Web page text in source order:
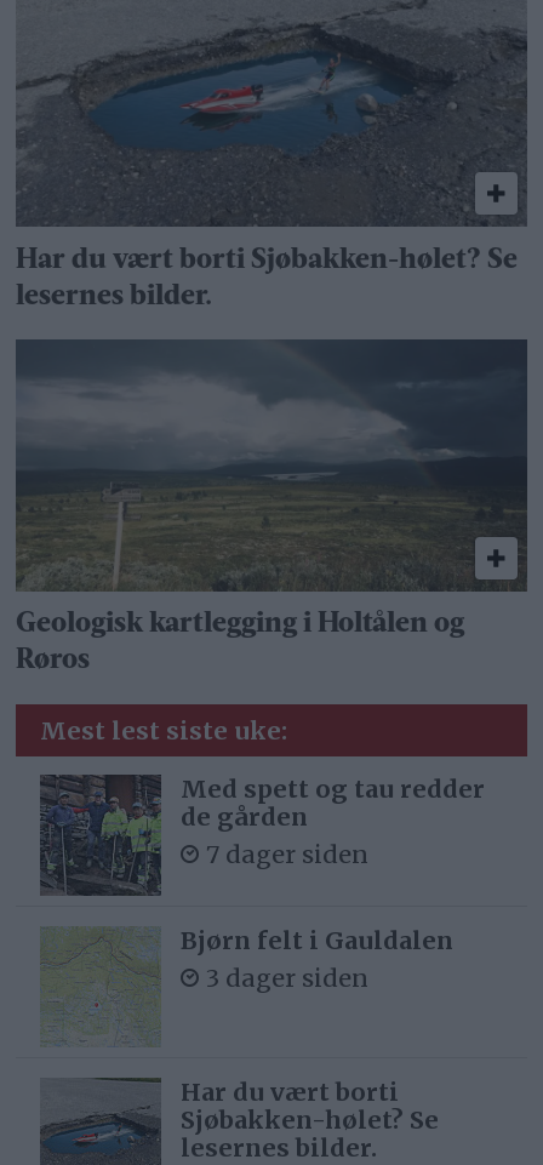
Har du vært borti Sjøbakken-hølet? Se
lesernes bilder.
Geologisk kartlegging i Holtålen og
Røros
Mest lest siste uke:
Med spett og tau redder
de gården
7 dager siden
Bjørn felt i Gauldalen
3 dager siden
Har du vært borti
Sjøbakken-hølet? Se
lesernes bilder.